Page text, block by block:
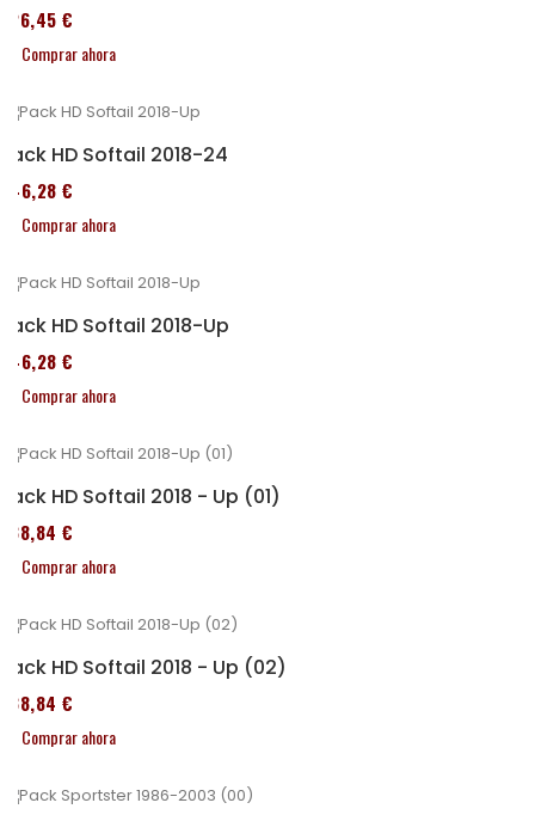
326,45 €
Comprar ahora
Pack HD Softail 2018-24
246,28 €
Comprar ahora
Pack HD Softail 2018-Up
246,28 €
Comprar ahora
Pack HD Softail 2018 - Up (01)
338,84 €
Comprar ahora
Pack HD Softail 2018 - Up (02)
338,84 €
Comprar ahora